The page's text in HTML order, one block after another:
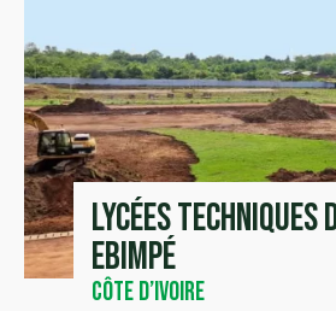
Lycées Techniques
Ebimpé
Côte d’Ivoire